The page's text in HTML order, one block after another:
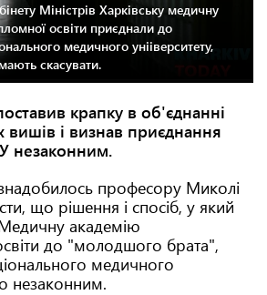
Міністрів Харківську медичну
освіти приєднали до
медичного унііверситету,
скасувати.
крапку в об'єднанні
вишів і визнав приєднання
професору Миколі
що рішення і спосіб, у який
академію
до "молодшого брата",
медичного
незаконним.